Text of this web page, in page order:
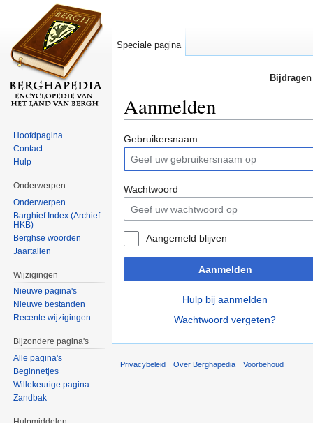
Aanmelden
Gebruikersnaam
Wachtwoord
Aangemeld blijven
Aanmelden
Hulp bij aanmelden
Wachtwoord vergeten?
Speciale pagina
Hoofdpagina
Contact
Hulp
Onderwerpen
Onderwerpen
Barghief Index (Archief
HKB)
Berghse woorden
Jaartallen
Wijzigingen
Nieuwe pagina's
Nieuwe bestanden
Recente wijzigingen
Bijzondere pagina's
Alle pagina's
Beginnetjes
Willekeurige pagina
Zandbak
Privacybeleid Over Berghapedia Voorbehoud